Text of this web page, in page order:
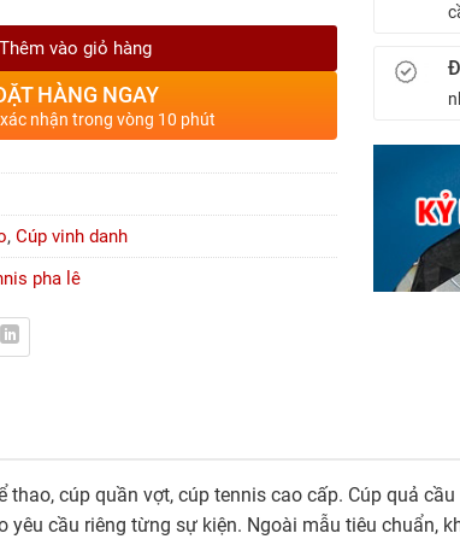
Thêm vào giỏ hàng
HÀNG NGAY
nhận trong vòng 10 phút
, Cúp vinh danh
pha lê
cúp quần vợt, cúp tennis cao cấp. Cúp quả
cầu riêng từng sự kiện. Ngoài mẫu tiêu chuẩn,